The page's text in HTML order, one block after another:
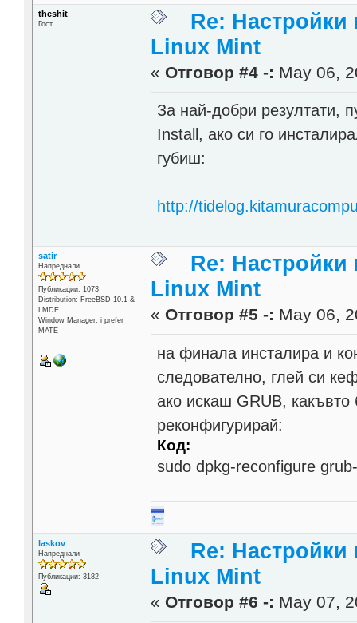
theshit
Гост
Re:
Linux Mint
« Отговор #4 -: May 06,
За най-добри резултати,
Install, ако си го
губиш:
http://
satir
Напреднали
Публикации: 1073
Distribution: FreeBSD-10.1 &
LMDE
Window Manager: i prefer
MATE
Re:
Linux Mint
« Отговор #5 -: May 06,
на финала инсталира и
следователно, глей си
ако искаш GRUB,
реконфигурирай:
Код:
sudo dpkg-reconfigure
laskov
Напреднали
Публикации: 3182
Re:
Linux Mint
« Отговор #6 -: May 07,